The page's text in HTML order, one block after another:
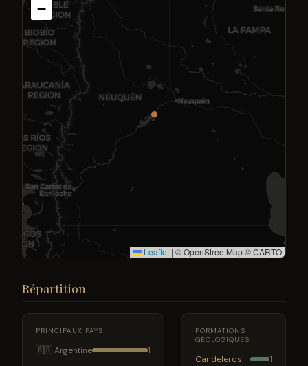
−
Leaflet | © OpenStreetMap © CARTO
Répartition
PRINCIPAUX PAYS
🇦🇷 Argentine 1
FORMATIONS
GÉOLOGIQUES
Candeleros 1